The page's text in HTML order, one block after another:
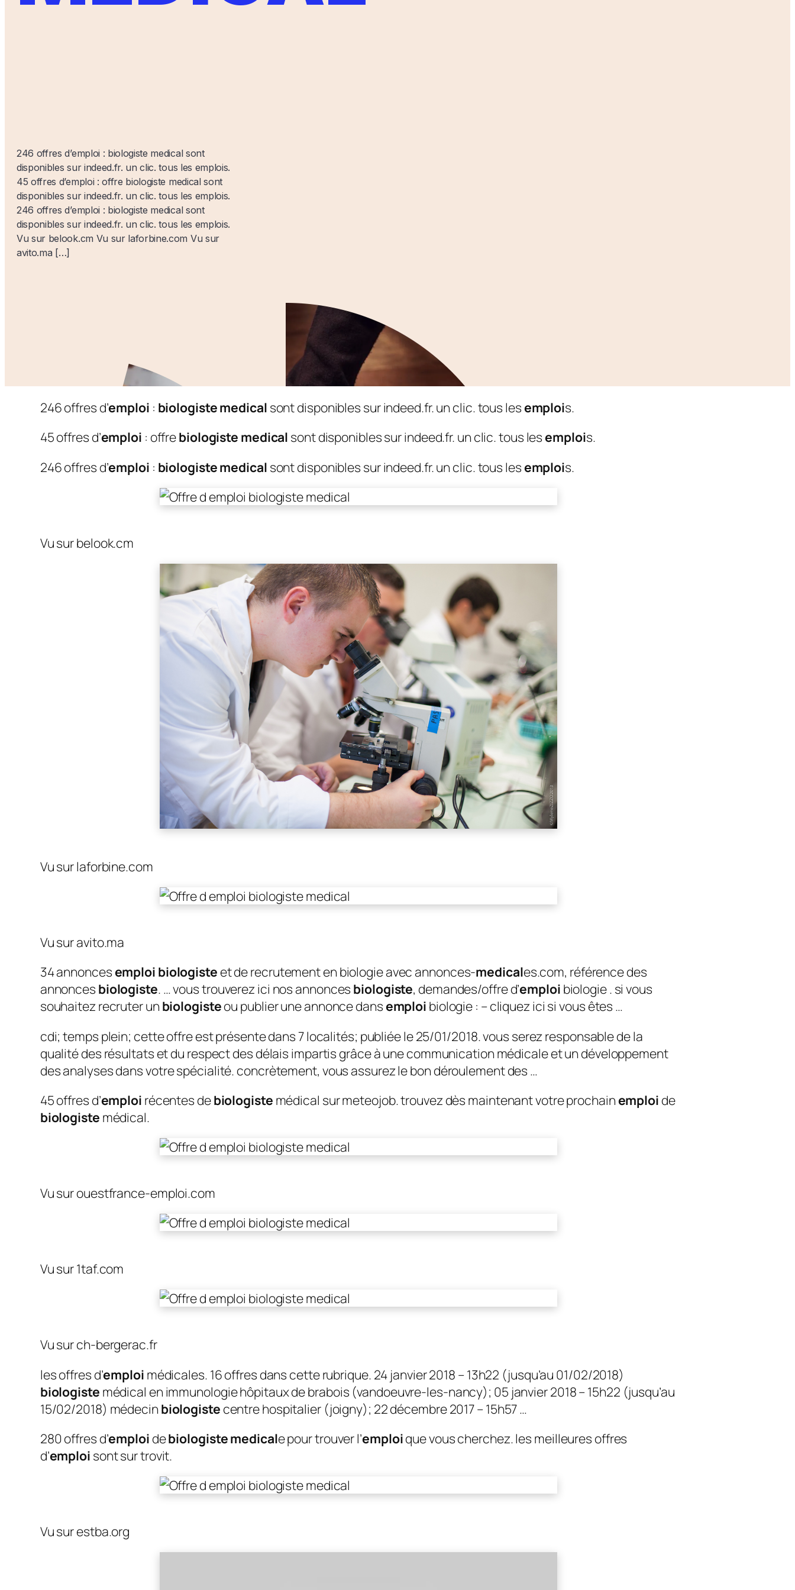
246 offres d’emploi : biologiste medical sont
disponibles sur indeed.fr. un clic. tous les emplois.
45 offres d’emploi : offre biologiste medical sont
disponibles sur indeed.fr. un clic. tous les emplois.
246 offres d’emploi : biologiste medical sont
disponibles sur indeed.fr. un clic. tous les emplois.
Vu sur belook.cm Vu sur laforbine.com Vu sur
avito.ma […]
246 offres d’emploi : biologiste medical sont disponibles sur indeed.fr. un clic. tous lesemplois.
45 offres d’emploi : offrebiologiste medical sont disponibles sur indeed.fr. un clic. tous lesemplois.
246 offres d’emploi : biologiste medical sont disponibles sur indeed.fr. un clic. tous lesemplois.
Vu sur belook.cm
Vu sur laforbine.com
Vu sur avito.ma
34 annoncesemploi biologisteet de recrutement en biologie avec annonces-medicales.com, référence des
annonces biologiste. … vous trouverez ici nos annonces biologiste, demandes/offre d’emploi biologie . si vous
souhaitez recruter un biologisteou publier une annonce dansemploi biologie : – cliquez ici si vous êtes …
cdi; temps plein; cette offre est présente dans 7 localités; publiée le 25/01/2018. vous serez responsable de la
qualité des résultats et du respect des délais impartis grâce à une communication médicale et un développement
des analyses dans votre spécialité. concrètement, vous assurez le bon déroulement des …
45 offres d’emploi récentes debiologiste médical sur meteojob. trouvez dès maintenant votre prochainemploide
biologiste médical.
Vu sur ouestfrance-emploi.com
Vu sur 1taf.com
Vu sur ch-bergerac.fr
les offres d’emploi médicales. 16 offres dans cette rubrique. 24 janvier 2018 – 13h22 (jusqu’au 01/02/2018)
biologiste médical en immunologie hôpitaux de brabois (vandoeuvre-les-nancy); 05 janvier 2018 – 15h22 (jusqu’au
15/02/2018) médecin biologistecentre hospitalier (joigny); 22 décembre 2017 – 15h57 …
280 offres d’emploidebiologiste medicale pour trouver l’emploique vous cherchez. les meilleures offres
d’emploi sont sur trovit.
Vu sur estba.org